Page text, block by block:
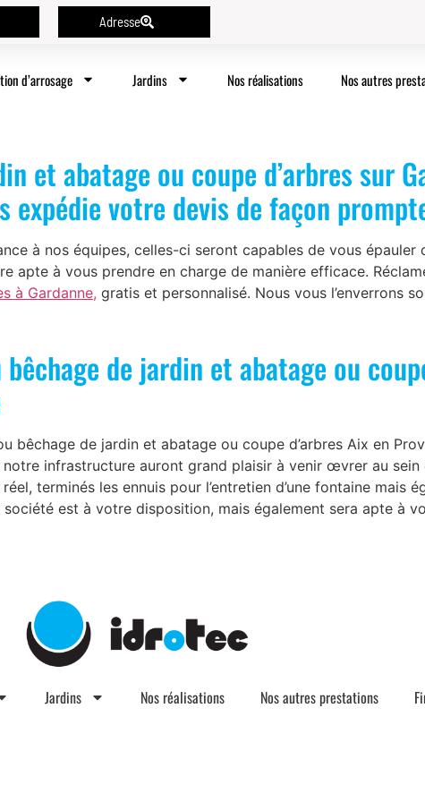
Adresse
d’arrosage Jardins Nos réalisations Nos autres
et abatage ou coupe d’arbres sur
votre devis de façon
à nos équipes, celles-ci seront capables de vous épauler
apte à vous prendre en charge de manière efficace.
à Gardanne, gratis et personnalisé. Nous vous l’enverrons
de jardin et abatage ou
bêchage de jardin et abatage ou coupe d’arbres Aix en
notre infrastructure auront grand plaisir à venir œvrer au sein
terminés les ennuis pour l’entretien d’une fontaine mais
est à votre disposition, mais également sera apte à
Jardins Nos réalisations Nos autres prestations